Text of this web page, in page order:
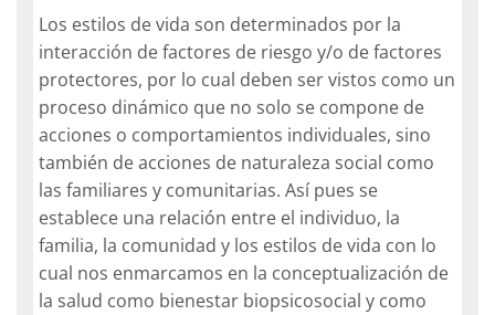
Los estilos de vida son determinados por la
interacción de factores de riesgo y/o de factores
protectores, por lo cual deben ser vistos como un
proceso dinámico que no solo se compone de
acciones o comportamientos individuales, sino
también de acciones de naturaleza social como
las familiares y comunitarias. Así pues se
establece una relación entre el individuo, la
familia, la comunidad y los estilos de vida con lo
cual nos enmarcamos en la conceptualización de
la salud como bienestar biopsicosocial y como